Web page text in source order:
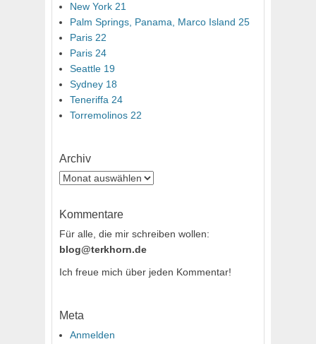
New York 21
Palm Springs, Panama, Marco Island 25
Paris 22
Paris 24
Seattle 19
Sydney 18
Teneriffa 24
Torremolinos 22
Archiv
Archiv
Kommentare
Für alle, die mir schreiben wollen:
blog@terkhorn.de
Ich freue mich über jeden Kommentar!
Meta
Anmelden